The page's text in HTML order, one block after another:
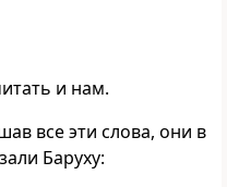
и нам.
все эти слова, они в
Баруху: